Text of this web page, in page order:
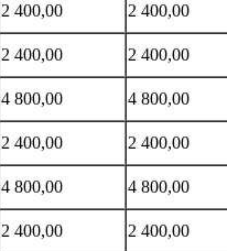
2 400,00 2 400,00
2 400,00 2 400,00
4 800,00 4 800,00
2 400,00 2 400,00
4 800,00 4 800,00
2 400,00 2 400,00